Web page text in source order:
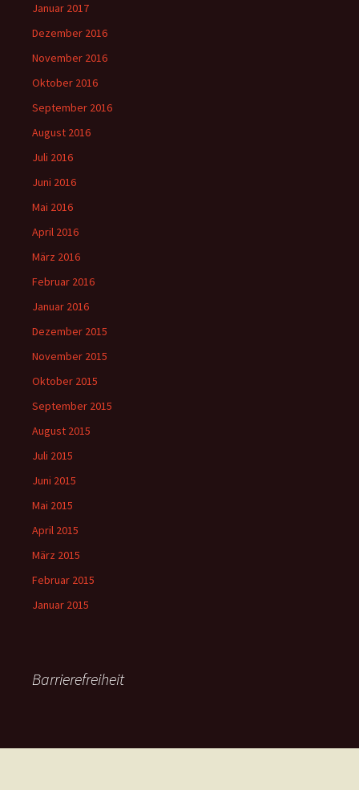
Januar 2017
Dezember 2016
November 2016
Oktober 2016
September 2016
August 2016
Juli 2016
Juni 2016
Mai 2016
April 2016
März 2016
Februar 2016
Januar 2016
Dezember 2015
November 2015
Oktober 2015
September 2015
August 2015
Juli 2015
Juni 2015
Mai 2015
April 2015
März 2015
Februar 2015
Januar 2015
Barrierefreiheit